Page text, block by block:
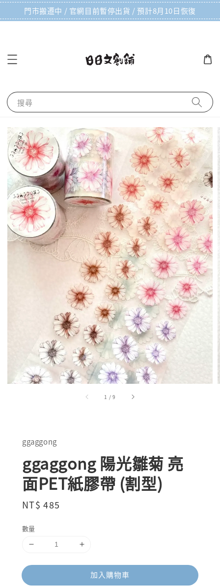
門市搬遷中 / 官網目前暫停出貨 / 預計8月10日恢復
搜尋
1 /9
ggaggong
ggaggong 陽光雛菊 亮
面PET紙膠帶 (割型)
Regular
NT$ 485
數量
加入購物車